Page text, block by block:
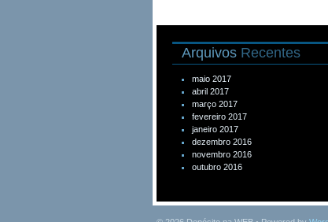
Arquivos Recentes
maio 2017
abril 2017
março 2017
fevereiro 2017
janeiro 2017
dezembro 2016
novembro 2016
outubro 2016